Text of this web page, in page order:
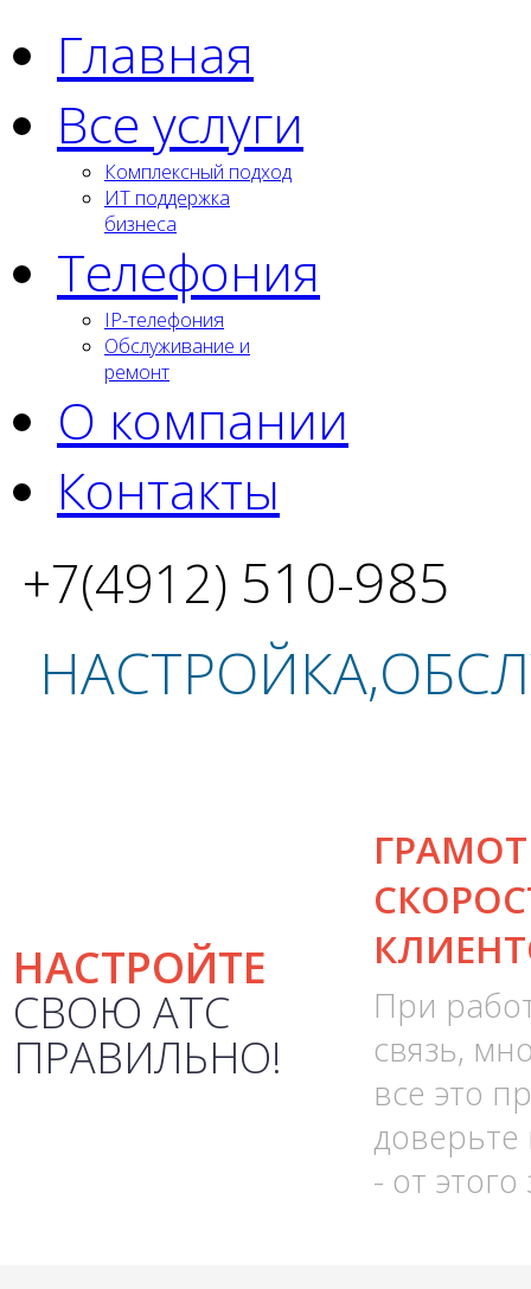
Главная
Все услуги
Комплексный подход
ИТ поддержка
бизнеса
Телефония
IP-телефония
Обслуживание и
ремонт
О компании
Контакты
+7(4912) 510-985
НАСТРОЙТЕ
СВОЮ АТС
ПРАВИЛЬНО!
При
связь,
все это
- от